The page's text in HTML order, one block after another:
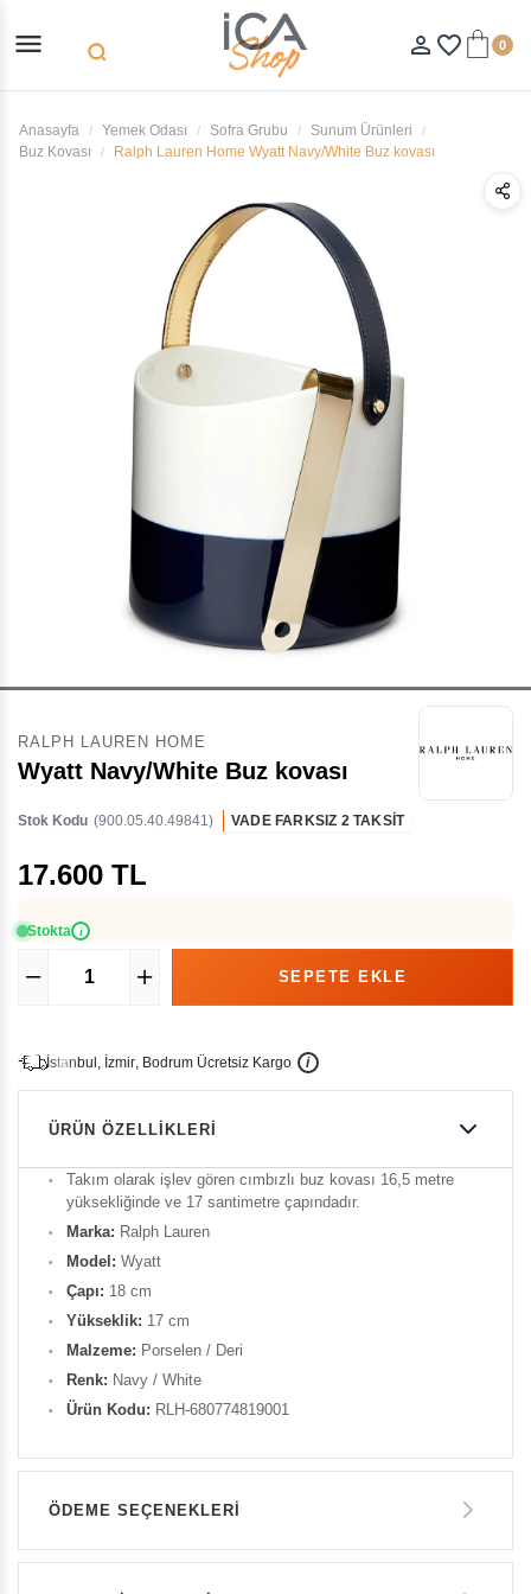
menu search person_outline favorite_border 0
Anasayfa Yemek Odası Sofra Grubu
Sunum Ürünleri
Buz Kovası
Ralph Lauren Home Wyatt Navy/White Buz kovası
RALPH LAUREN HOME
Wyatt Navy/White Buz kovası
Stok Kodu (900.05.40.49841) VADE FARKSIZ 2 TAKSİT
17.600 TL
Stokta i
İstanbu , İzmir, Bodrum Ücretsiz Kargo i
ÜRÜN ÖZELLIKLERI
Takım olarak işlev gören cımbızlı buz kovası 16,5 metre
yüksekliğinde ve 17 santimetre çapındadır.
Marka: Ralph Lauren
Model: Wyatt
Çapı: 18 cm
Yükseklik: 17 cm
Malzeme: Porselen / Deri
Renk: Navy / White
Ürün Kodu: RLH-680774819001
ÖDEME SEÇENEKLERI